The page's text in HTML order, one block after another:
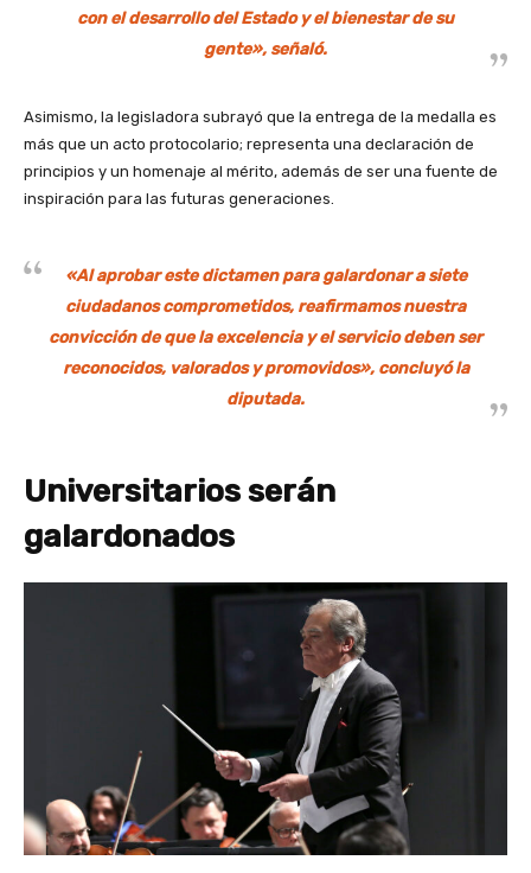
con el desarrollo del Estado y el bienestar de su
gente», señaló.
Asimismo, la legisladora subrayó que la entrega de la medalla es
más que un acto protocolario; representa una declaración de
principios y un homenaje al mérito, además de ser una fuente de
inspiración para las futuras generaciones.
«Al aprobar este dictamen para galardonar a siete
ciudadanos comprometidos, reafirmamos nuestra
convicción de que la excelencia y el servicio deben ser
reconocidos, valorados y promovidos», concluyó la
diputada.
Universitarios serán
galardonados